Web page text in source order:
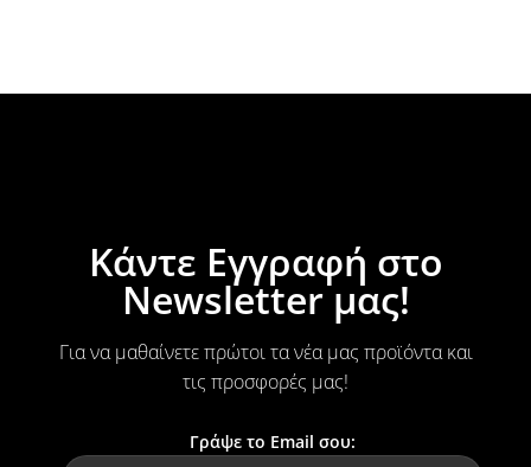
Κάντε Εγγραφή στο
Newsletter μας!
Για να μαθαίνετε πρώτοι τα νέα μας προϊόντα και
τις προσφορές μας!
Γράψε το Email σου: